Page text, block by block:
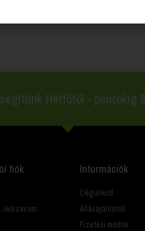
Hétfőtől - péntekig
fiók
Jelszavam
Információk
Cégünkről
Állásajánlatok
Fizetési módok